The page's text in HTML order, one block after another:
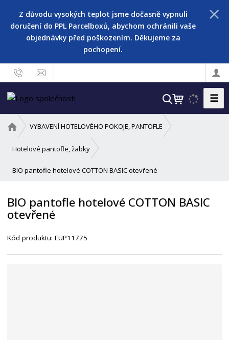
Z důvodu vysokých teplot jsme dočasně vypnuli
doručení do PPL Parcelboxů, abychom ochránili vaše
objednávky před poškozením. Děkujeme za
pochopení.
V
☰
v
o
n
t
r
n
VYBAVENÍ HOTELOVÉHO POKOJE, PANTOFLE
Hotelové pantofle, žabky
BIO pantofle hotelové COTTON BASIC otevřené
BIO pantofle hotelové COTTON BASIC
otevřené
Kód produktu:EUP11775